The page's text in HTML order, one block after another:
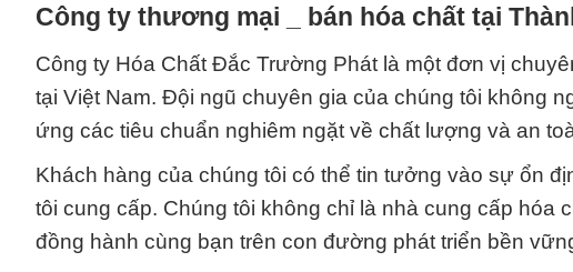
Công ty thương mại _ bán hóa chất tại
Công ty Hóa Chất Đắc Trường Phát là một đơn vị
tại Việt Nam. Đội ngũ chuyên gia của chúng tôi không
ứng các tiêu chuẩn nghiêm ngặt về chất lượng và an
Khách hàng của chúng tôi có thể tin tưởng vào sự ổn
tôi cung cấp. Chúng tôi không chỉ là nhà cung cấp hóa
đồng hành cùng bạn trên con đường phát triển bền